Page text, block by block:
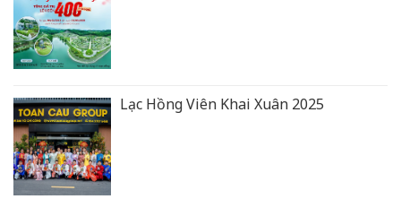
Lạc Hồng Viên Khai Xuân 2025